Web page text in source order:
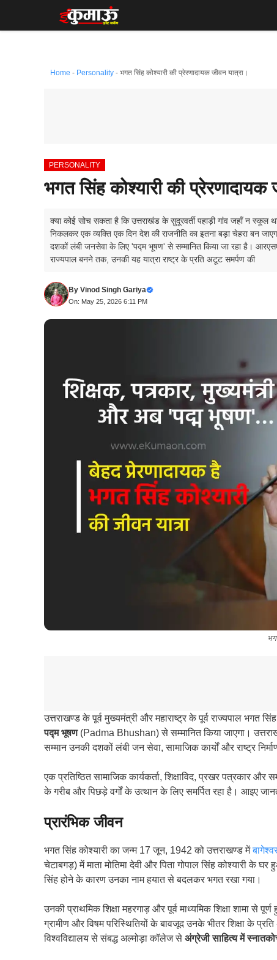
Home - Personality - भगत सिंह कोश्यारी की प्रेरणादायक जीवन यात्रा।
PERSONALITY
भगत सिंह कोश्यारी की प्रेरणादायक
क्या कोई सोच सकता है कि उत्तराखंड के सुदूरवर्ती पहाड़ी गांव जहाँ न
निकलकर एक व्यक्ति एक दिन देश की राजनीति का इतना बड़ा चेहरा बन
दशकों लंबी जनसेवा के लिए 'पद्म भूषण' से सम्मानित किया जा रहा है।
राज्यपाल बनने तक, उनकी यह यात्रा राष्ट्र के प्रति अटूट समर्पण की
By Vinod Singh Gariya
On: May 25, 2026 6:11 PM
उत्तराखण्ड के पूर्व मुख्यमंत्री और महाराष्ट्र के पूर्व राज्यपाल भगत सिंह
पद्म भूषण(Padma Bhushan) से सम्मानित किया जाएगा।
सम्मान उनकी दशकों लंबी जन सेवा, सामाजिक कार्यों और राष्ट्र
एक प्रतिष्ठित सामाजिक कार्यकर्ता, शिक्षाविद, प्रखर पत्रकार और
के गरीब और पिछड़े वर्गों के उत्थान के लिए समर्पित रहा है। आइए
प्रारंभिक जीवन
भगत सिंह कोश्यारी का जन्म 17 जून, 1942 को उत्तराखण्ड में
चेटाबगड़) में माता मोतिमा देवी और पिता गोपाल सिंह कोश्यारी के
सिंह होने के कारण उनका नाम हयात से बदलकर भगत रखा गया।
उनकी प्राथमिक शिक्षा महरगाड़ और पूर्व माध्यमिक शिक्षा शामा से
ग्रामीण और विषम परिस्थितियों के बावजूद उनके भीतर शिक्षा के
विश्वविद्यालय से संबद्ध अल्मोड़ा कॉलेज से अंग्रेजी साहित्य में